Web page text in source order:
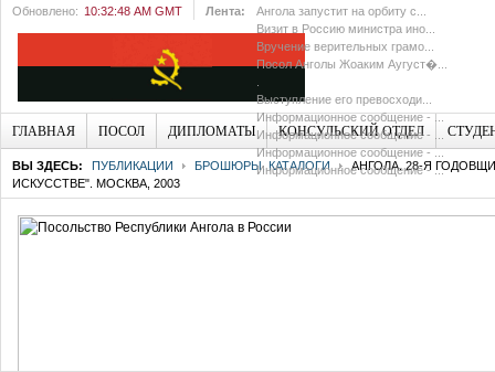
Обновлено: 10:32:48 AM GMT Лента:
Ангола запустит на орбиту с...
Визит в Россию министра ино...
Вручение верительных грамо...
Посол Анголы Жоаким Аугуст�...
Выступление его превосходи...
Информационное сообщение - ...
Информационное сообщение - ...
Информационное сообщение - ...
Информационное сообщение - ...
ГЛАВНАЯ ПОСОЛ ДИПЛОМАТЫ КОНСУЛЬСКИЙ ОТДЕЛ
ВЫ ЗДЕСЬ: ПУБЛИКАЦИИ БРОШЮРЫ, КАТАЛОГИ
АНГОЛА. 28-Я
ИСКУССТВЕ". МОСКВА, 2003